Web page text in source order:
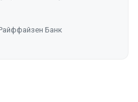
Банк